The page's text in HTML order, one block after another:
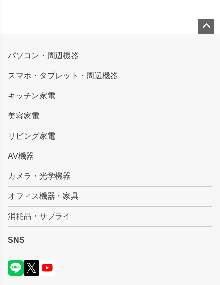
ップ
パソコン・周辺機器
スマホ・タブレット・周辺機器
キッチン家電
美容家電
リビング家電
AV機器
カメラ・光学機器
オフィス機器・家具
消耗品・サプライ
SNS